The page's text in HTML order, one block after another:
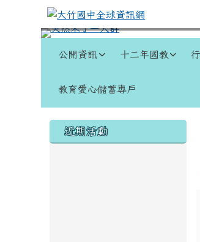
跳至主內容區
大竹國中全球資訊
公開資訊 十二年國教
教育愛心儲蓄專戶
左邊區域內容
近期活動
頁尾區域